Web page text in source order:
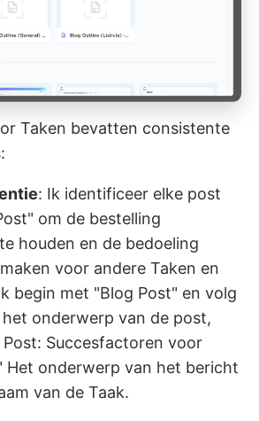
Taken bevatten consistente
: Ik identificeer elke post
om de bestelling
houden en de bedoeling
voor andere Taken en
begin met "Blog Post" en volg
onderwerp van de post,
Succesfactoren voor
Het onderwerp van het bericht
van de Taak.